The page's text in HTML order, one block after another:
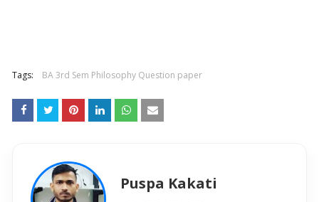
Tags: BA 3rd Sem Philosophy Question paper
Puspa Kakati